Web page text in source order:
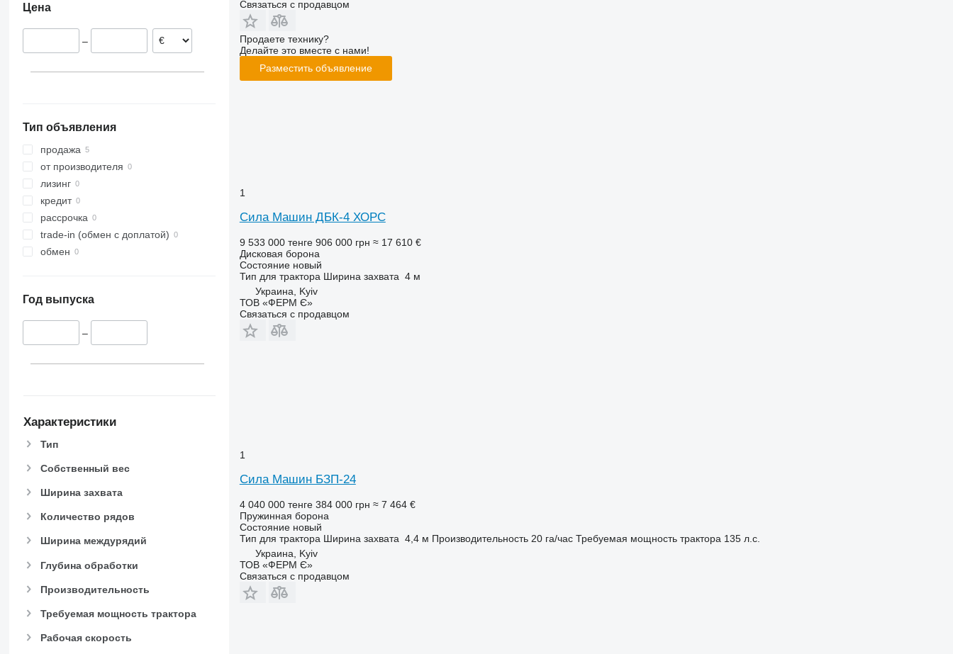
Цена
–
Тип объявления
продажа
от производителя
лизинг
кредит
рассрочка
trade-in (обмен с доплатой)
обмен
Год выпуска
–
Характеристики
Тип
Собственный вес
Ширина захвата
Количество рядов
Ширина междурядий
Глубина обработки
Производительность
Требуемая мощность трактора
Рабочая скорость
Связаться с продавцом
Продаете технику?
Делайте это вместе с нами!
Разместить объявление
1
Сила Машин ДБК-4 ХОРС
9 533 000 тенге 906 000 грн ≈ 17 610 €
Дисковая борона
Состояниеновый
Тип для трактора Ширина захвата 4 м
Украина, Kyiv
ТОВ «ФЕРМ Є»
Связаться с продавцом
1
Сила Машин БЗП-24
4 040 000 тенге 384 000 грн ≈ 7 464 €
Пружинная борона
Состояниеновый
Тип для трактора Ширина захвата 4,4 м Производительность 20 га/час Требуемая мощность трактора 135 л.с.
Украина, Kyiv
ТОВ «ФЕРМ Є»
Связаться с продавцом